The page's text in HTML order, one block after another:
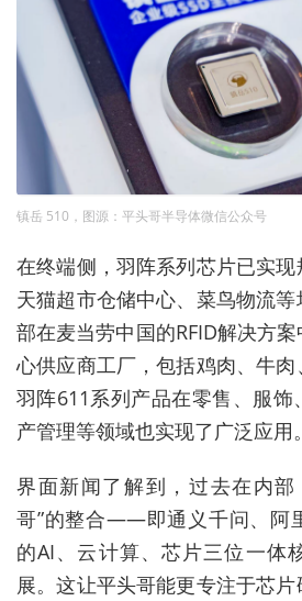
镇岳 510，图源：平头哥半导体微信公众号
在终端侧，羽阵系列芯片已实
天猫超市仓储中心、菜鸟物流
部在麦当劳中国的RFID解决方
心供应商工厂，包括鸡肉、牛肉
羽阵611系列产品在零售、服饰
产管理等领域也实现了广泛应用。
界面新闻了解到，过去在内部
哥”的整合——即通义千问、阿
的AI、云计算、芯片三位一体
展。这让平头哥能更专注于芯